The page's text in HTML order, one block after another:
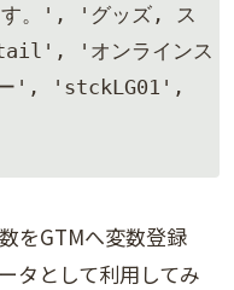
す。', 'グッズ, ス
'オンラインス
', 'stckLG01',
をGTMへ変数登録
タとして利用してみ